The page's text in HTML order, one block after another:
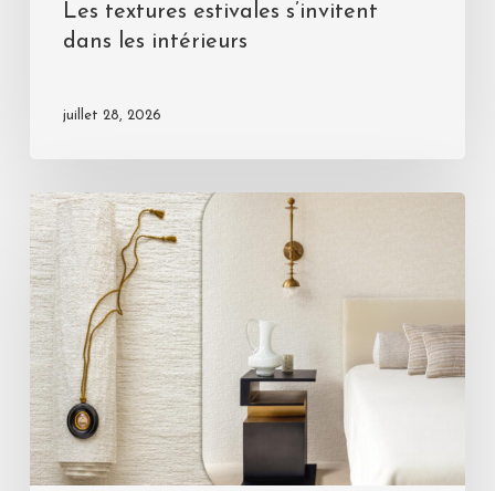
Les textures estivales s’invitent
dans les intérieurs
juillet 28, 2026